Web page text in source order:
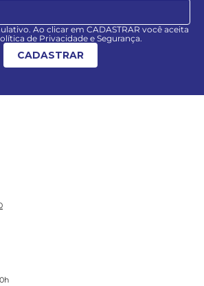
Ao clicar em CADASTRAR você aceita
de Privacidade e Segurança.
CADASTRAR